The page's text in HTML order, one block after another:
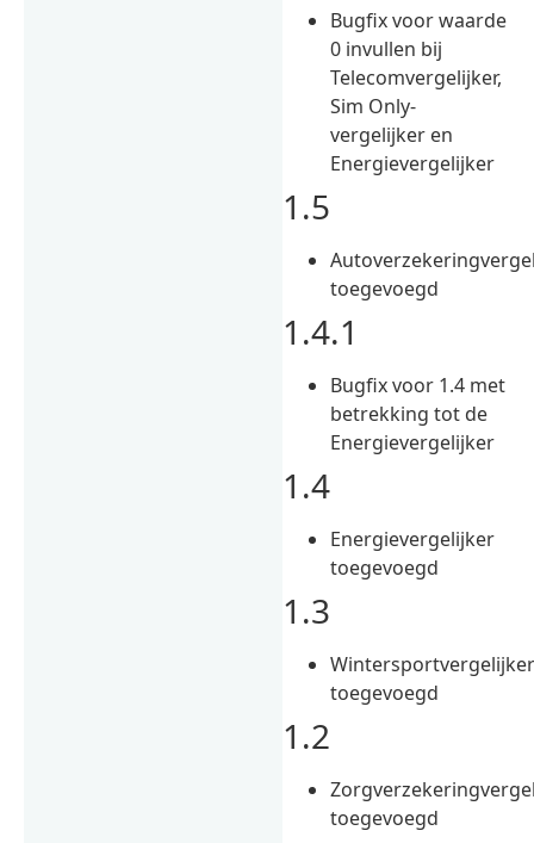
Bugfix voor waarde
0 invullen bij
Telecomvergelijker,
Sim Only-
vergelijker en
Energievergelijker
1.5
toegevoegd
1.4.1
Bugfix voor 1.4 met
betrekking tot de
Energievergelijker
1.4
Energievergelijker
toegevoegd
1.3
toegevoegd
1.2
toegevoegd